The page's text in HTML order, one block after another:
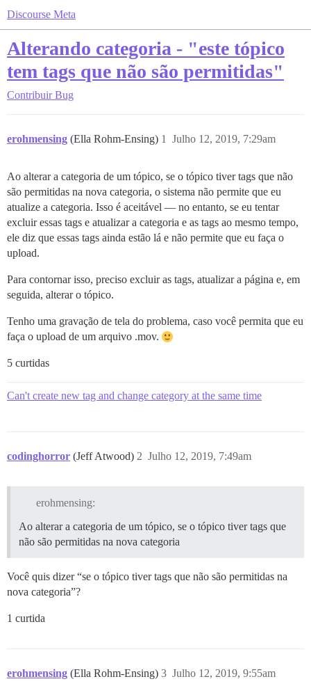
Discourse Meta
Alterando categoria - "este tópico
tem tags que não são permitidas"
Contribuir Bug
erohmensing (Ella Rohm-Ensing) Julho 12, 2019, 7:29am
1
Ao alterar a categoria de um tópico, se o tópico tiver tags que não
são permitidas na nova categoria, o sistema não permite que eu
atualize a categoria. Isso é aceitável — no entanto, se eu tentar
excluir essas tags e atualizar a categoria e as tags ao mesmo tempo,
ele diz que essas tags ainda estão lá e não permite que eu faça o
upload.
Para contornar isso, preciso excluir as tags, atualizar a página e, em
seguida, alterar o tópico.
Tenho uma gravação de tela do problema, caso você permita que eu
faça o upload de um arquivo .mov.
5 curtidas
Can't create new tag and change category at the same time
codinghorror (Jeff Atwood) Julho 12, 2019, 7:49am
2
erohmensing:
Ao alterar a categoria de um tópico, se o tópico tiver tags que
não são permitidas na nova categoria
Você quis dizer “se o tópico tiver tags que não são permitidas na
nova categoria”?
1 curtida
erohmensing (Ella Rohm-Ensing) Julho 12, 2019, 9:55am
3